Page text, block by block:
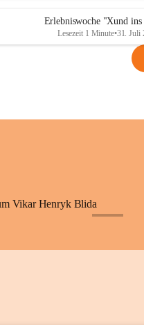
Erlebniswoche "Xund ins
Lesezeit 1 Minute•31. Juli
Vikar Henryk Blida